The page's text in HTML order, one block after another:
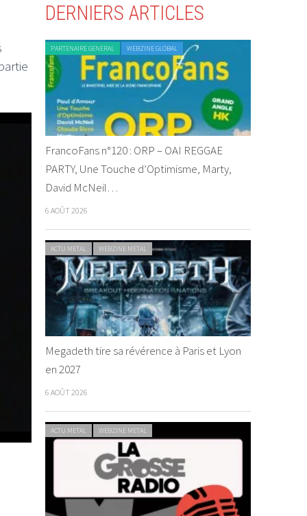
DERNIERS ARTICLES
PARTENAIRE GENERAL WEBZINE GLOBAL
FrancoFans n°120 : ORP – OAI REGGAE
PARTY, Une Touche d’Optimisme, Marty,
David McNeil…
6 AOÛT 2026
ACTU METAL WEBZINE METAL
Megadeth tire sa révérence à Paris et Lyon
en 2027
6 AOÛT 2026
ACTU METAL WEBZINE METAL